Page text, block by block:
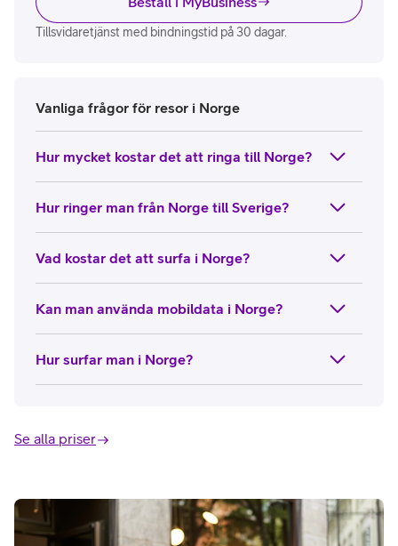
Tillsvidaretjänst med bindningstid på 30 dagar.
Vanliga frågor för resor i Norge
Hur mycket kostar det att ringa till Norge?
Hur ringer man från Norge till Sverige?
Vad kostar det att surfa i Norge?
Kan man använda mobildata i Norge?
Hur surfar man i Norge?
Se alla priser